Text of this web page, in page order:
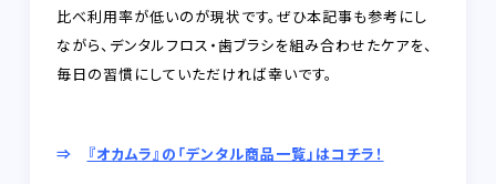
比べ利用率が低いのが現状です。ぜひ本記事も参考にし
ながら、デンタルフロス・歯ブラシを組み合わせたケアを、
毎日の習慣にしていただければ幸いです。
⇒ 『オカムラ』の「デンタル商品一覧」はコチラ！